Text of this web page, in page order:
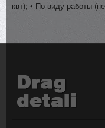
квт); • По виду работы